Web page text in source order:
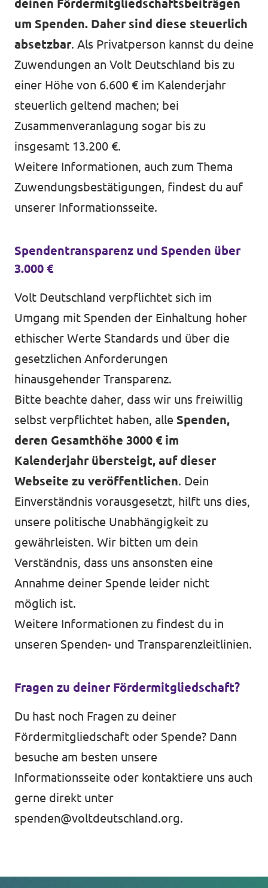
deinen Fördermitgliedschaftsbeiträgen
um Spenden. Daher sind diese steuerlich
absetzbar. Als Privatperson kannst du deine
Zuwendungen an Volt Deutschland bis zu
einer Höhe von 6.600 € im Kalenderjahr
steuerlich geltend machen; bei
Zusammenveranlagung sogar bis zu
insgesamt 13.200 €.
Weitere Informationen, auch zum Thema
Zuwendungsbestätigungen, findest du auf
unserer Informationsseite.
Spendentransparenz und Spenden über
3.000 €
Volt Deutschland verpflichtet sich im
Umgang mit Spenden der Einhaltung hoher
ethischer Werte Standards und über die
gesetzlichen Anforderungen
hinausgehender Transparenz.
Bitte beachte daher, dass wir uns freiwillig
selbst verpflichtet haben, alle Spenden,
deren Gesamthöhe 3000 € im
Kalenderjahr übersteigt, auf dieser
Webseite zu veröffentlichen. Dein
Einverständnis vorausgesetzt, hilft uns dies,
unsere politische Unabhängigkeit zu
gewährleisten. Wir bitten um dein
Verständnis, dass uns ansonsten eine
Annahme deiner Spende leider nicht
möglich ist.
Weitere Informationen zu findest du in
unseren Spenden- und Transparenzleitlinien.
Fragen zu deiner Fördermitgliedschaft?
Du hast noch Fragen zu deiner
Fördermitgliedschaft oder Spende? Dann
besuche am besten unsere
Informationsseite oder kontaktiere uns auch
gerne direkt unter
spenden@voltdeutschland.org.